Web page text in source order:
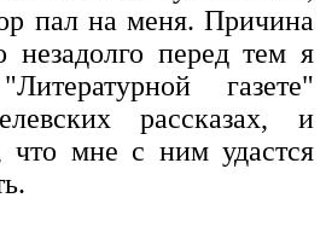
пал на меня. Причина
перед тем я
газете"
рассказах, и
что мне с ним удастся